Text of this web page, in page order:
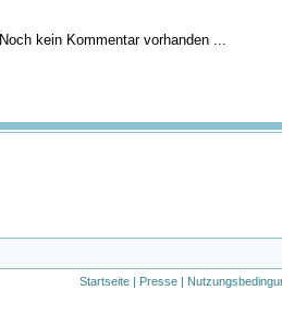
Noch kein Kommentar vorhanden ...
Startseite | Presse |